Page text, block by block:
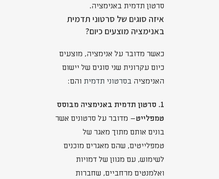
סרטון תדמית באנימציה.
איזה סוגים של סרטוני תדמית
באנימציה מוצעים כיום?
כאשר מדובר על אנימציה, מוצעים
כיום עקרונית שני סוגים של יישום
האנימציה בסרטוני תדמית והם:
1. סרטון תדמית באנימציה מבוסס
טמפלייט– מדובר על סרטונים אשר
בונים אותם מתוך מאגר של
טמפלייטים, שהם מאגרים מוכנים
לשימוש, עם מגוון של דמויות
ואלמנטים מרחביים, שחברות